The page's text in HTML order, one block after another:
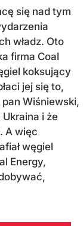
się nad tym
władz. Oto
firma Coal
koksujący
jej się to,
pan Wiśniewski,
i że
A więc
węgiel
Energy,